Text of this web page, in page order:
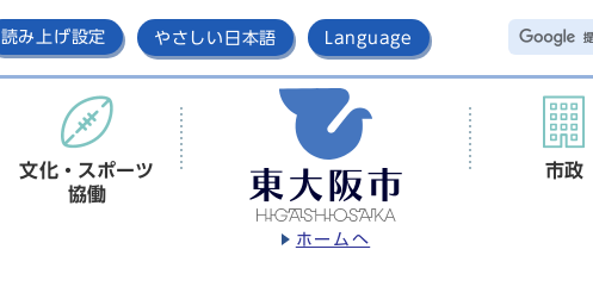
読み上げ設定 やさしい日本語 Language
ホームへ
文化・スポーツ
協働
市政